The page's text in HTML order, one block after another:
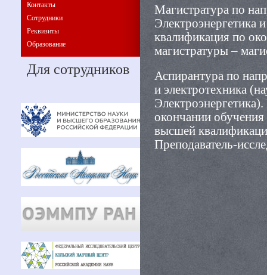
Контакты
Сотрудники
Реквизиты
Образование
Для сотрудников
Магистратура по
Электроэнергетика
квалификация по
магистратуры –
Аспирантура по
и электротехника
окончании
высшей
Преподаватель-